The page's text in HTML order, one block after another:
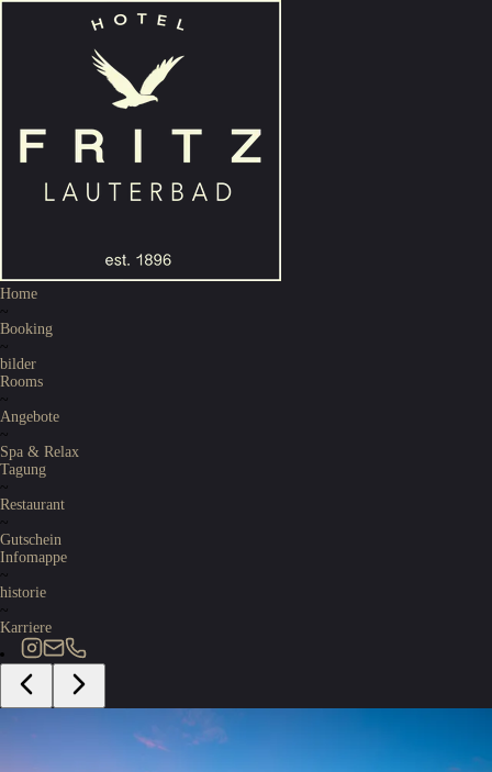
Home
~
Booking
~
bilder
Rooms
~
Angebote
~
Spa & Relax
Tagung
~
Restaurant
~
Gutschein
Infomappe
~
historie
~
Karriere